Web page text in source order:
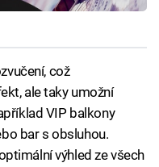
což
ale taky umožní
VIP balkony
bar s obsluhou.
výhled ze všech